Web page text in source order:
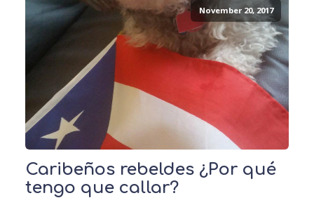
November 20, 2017
Caribeños rebeldes ¿Por qué
tengo que callar?